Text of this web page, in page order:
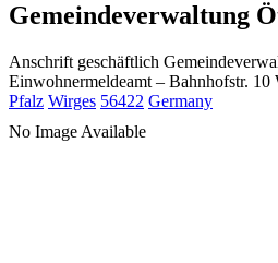
Gemeindeverwaltung
Anschrift geschäftlich
Einwohnermeldeamt – Bahnhofstr. 10
Pfalz Wirges 56422 Germany
No Image Available